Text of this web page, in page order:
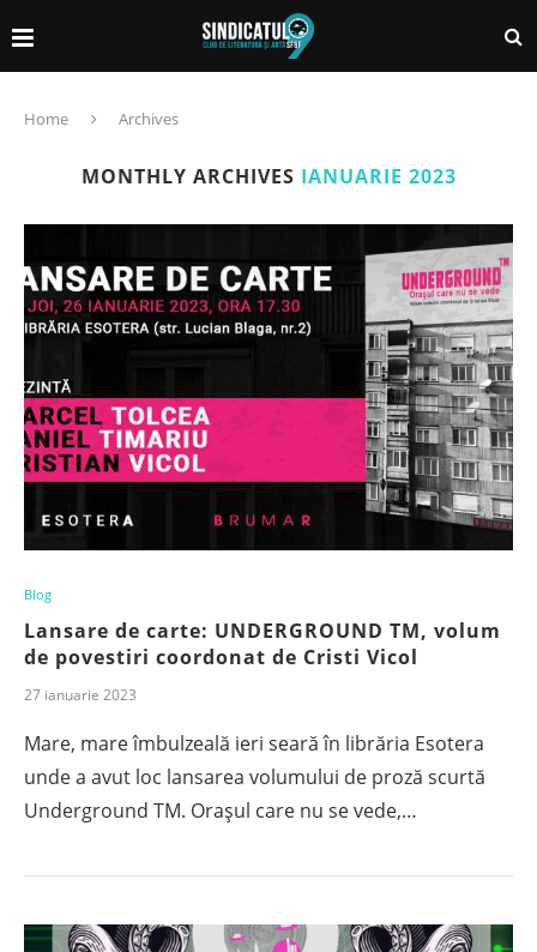
Home Archives
MONTHLY ARCHIVES IANUARIE 2023
Blog
Lansare de carte: UNDERGROUND TM, volum
de povestiri coordonat de Cristi Vicol
27 ianuarie 2023
Mare, mare îmbulzeală ieri seară în librăria Esotera
unde a avut loc lansarea volumului de proză scurtă
Underground TM. Orașul care nu se vede,…